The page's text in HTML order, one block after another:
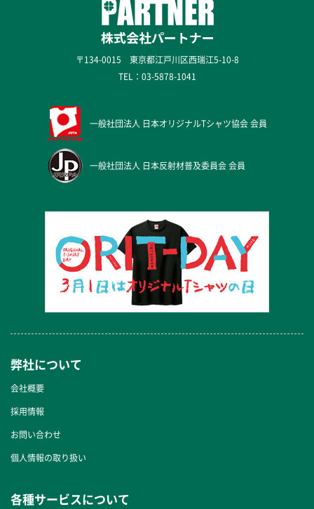
〒134-0015 東京都江戸川区西瑞江5-10-8
TEL： 03-5878-1041
一般社団法人 日本オリジナルTシャツ協会 会員
一般社団法人 日本反射材普及委員会 会員
弊社について
会社概要
採用情報
お問い合わせ
個人情報の取り扱い
各種サービスについて